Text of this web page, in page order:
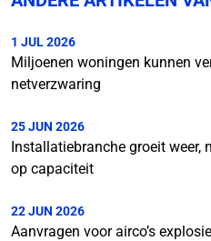
1 JUL 2026
Miljoenen woningen kunnen
netverzwaring
25 JUN 2026
Installatiebranche groeit weer,
op capaciteit
22 JUN 2026
Aanvragen voor airco’s